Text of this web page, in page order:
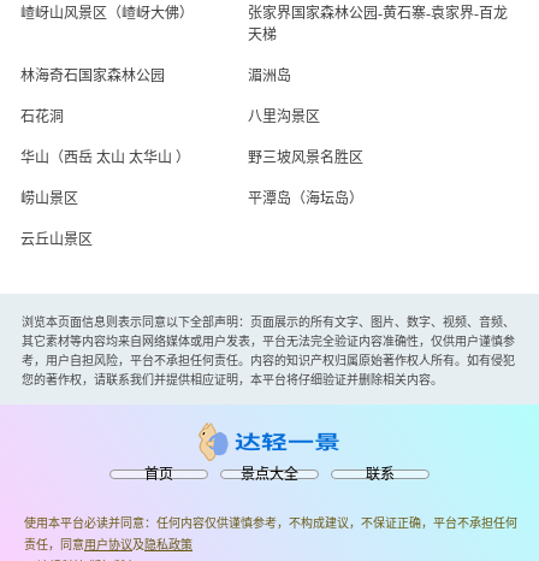
嵖岈山风景区（嵖岈大佛）
张家界国家森林公园-黄石寨-袁家界-百龙
天梯
林海奇石国家森林公园 湄洲岛
石花洞 八里沟景区
华山（西岳 太山 太华山 ） 野三坡风景名胜区
崂山景区 平潭岛（海坛岛）
云丘山景区
浏览本页面信息则表示同意以下全部声明：页面展示的所有文字、图片、数字、视频、音频、
其它素材等内容均来自网络媒体或用户发表，平台无法完全验证内容准确性，仅供用户谨慎参
考，用户自担风险，平台不承担任何责任。内容的知识产权归属原始著作权人所有。如有侵犯
您的著作权，请联系我们并提供相应证明，本平台将仔细验证并删除相关内容。
首页 景点大全 联系
使用本平台必读并同意：任何内容仅供谨慎参考，不构成建议，不保证正确，平台不承担任何
责任，同意用户协议及 隐私政策